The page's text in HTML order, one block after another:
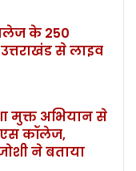
के 250
से लाइव
मुक्त अभियान से
कॉलेज,
ने बताया